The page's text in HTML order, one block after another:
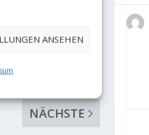
ANSEHEN
NÄCHSTE